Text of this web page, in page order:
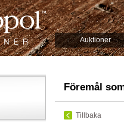
Auktioner
Föremål
Tillbaka